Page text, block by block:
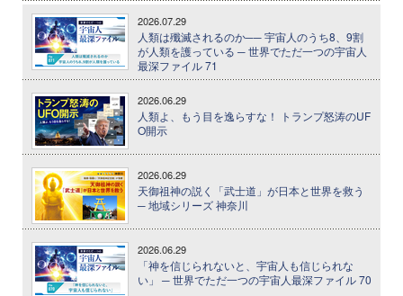
2026.07.29
人類は殲滅されるのか── 宇宙人のうち8、9割
が人類を護っている ─ 世界でただ一つの宇宙人
最深ファイル 71
2026.06.29
人類よ、もう目を逸らすな！ トランプ怒涛のUF
O開示
2026.06.29
天御祖神の説く「武士道」が日本と世界を救う
─ 地域シリーズ 神奈川
2026.06.29
「神を信じられないと、宇宙人も信じられな
い」 ─ 世界でただ一つの宇宙人最深ファイル 70